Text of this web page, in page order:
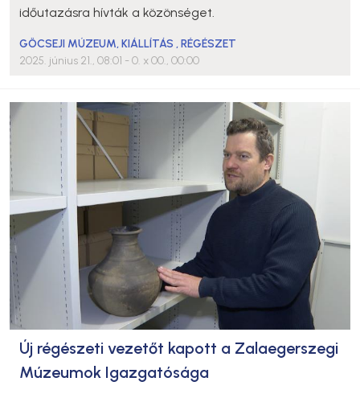
időutazásra hívták a közönséget.
GÖCSEJI MÚZEUM,KIÁLLÍTÁS ,RÉGÉSZET
2025. június 21., 08:01 - 0. x 00., 00:00
Új régészeti vezetőt kapott a Zalaegerszegi
Múzeumok Igazgatósága